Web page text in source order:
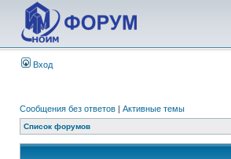
Вход
Сообщения без ответов | Активные темы
Список форумов